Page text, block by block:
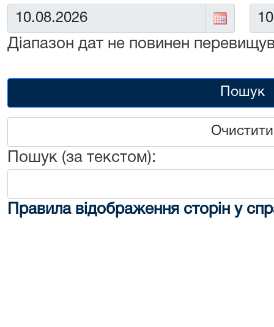
Від: До:
Діапазон дат не повинен
Пошук
Очистити
Пошук (за текстом):
Правила відображення сторін у